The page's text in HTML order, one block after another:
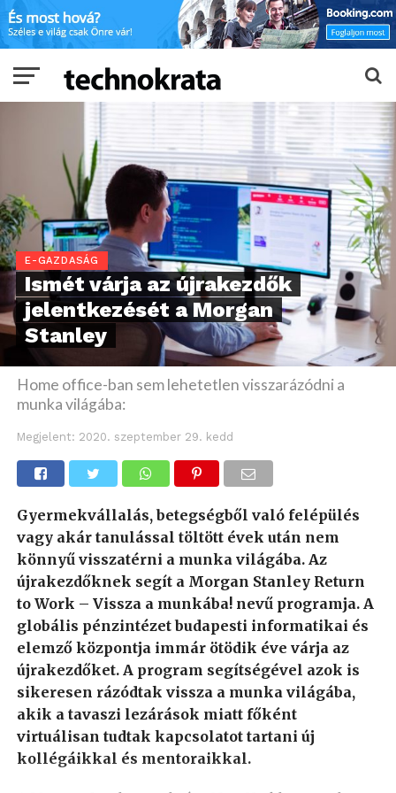
E-GAZDASÁG
Ismét várja az újrakezdők
jelentkezését a Morgan
Stanley
Home office-ban sem lehetetlen visszarázódni a
munka világába:
Megjelent: 2020. szeptember 29. kedd
Gyermekvállalás, betegségből való felépülés
vagy akár tanulással töltött évek után nem
könnyű visszatérni a munka világába. Az
újrakezdőknek segít a Morgan Stanley Return
to Work – Vissza a munkába! nevű programja. A
globális pénzintézet budapesti informatikai és
elemző központja immár ötödik éve várja az
újrakezdőket. A program segítségével azok is
sikeresen rázódtak vissza a munka világába,
akik a tavaszi lezárások miatt főként
virtuálisan tudtak kapcsolatot tartani új
kollégáikkal és mentoraikkal.